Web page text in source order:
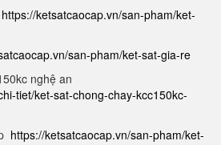
https://ketsatcaocap.vn/san-pham/ket-
san-pham/ket-sat-gia-re
nghệ an
tiet/ket-sat-chong-chay-kcc150kc-
https://ketsatcaocap.vn/san-pham/ket-